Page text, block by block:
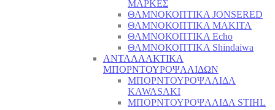
ΜΑΡΚΕΣ
ΘΑΜΝΟΚΟΠΤΙΚΑ JONSERED
ΘΑΜΝΟΚΟΠΤΙΚΑ MAKITA
ΘΑΜΝΟΚΟΠΤΙΚΑ Echo
ΘΑΜΝΟΚΟΠΤΙΚΑ Shindaiwa
ΑΝΤΑΛΛΑΚΤΙΚΑ
ΜΠΟΡΝΤΟΥΡΟΨΑΛΙΔΩΝ
ΜΠΟΡΝΤΟΥΡΟΨΑΛΙΔΑ
KAWASAKI
ΜΠΟΡΝΤΟΥΡΟΨΑΛΙΔΑ STIHL